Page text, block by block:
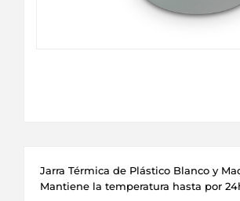
Jarra Térmica de Plástico Blanco y
Mantiene la temperatura hasta por